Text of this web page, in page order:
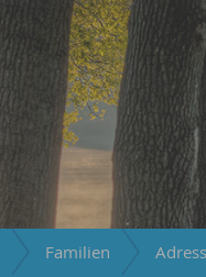
Familien